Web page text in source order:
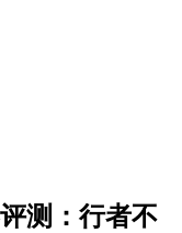
测：行者不